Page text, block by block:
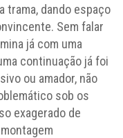
trama, dando espaço
Sem falar
já com uma
continuação já foi
ou amador, não
sob os
exagerado de